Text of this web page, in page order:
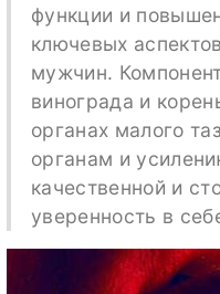
функции и
ключевых
мужчин.
винограда и
органах малого
органам и
качественной и
уверенность в